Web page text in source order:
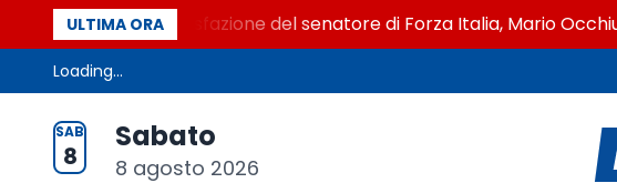
ULTIMA ORA
La soddisfazione del senatore di Forza Italia, Mario Occhiuto
Loading...
SAB
8
Sabato
8 agosto 2026